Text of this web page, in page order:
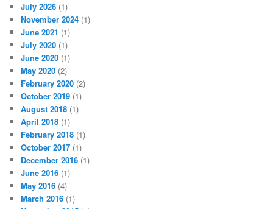
July 2026 (1)
November 2024 (1)
June 2021 (1)
July 2020 (1)
June 2020 (1)
May 2020 (2)
February 2020 (2)
October 2019 (1)
August 2018 (1)
April 2018 (1)
February 2018 (1)
October 2017 (1)
December 2016 (1)
June 2016 (1)
May 2016 (4)
March 2016 (1)